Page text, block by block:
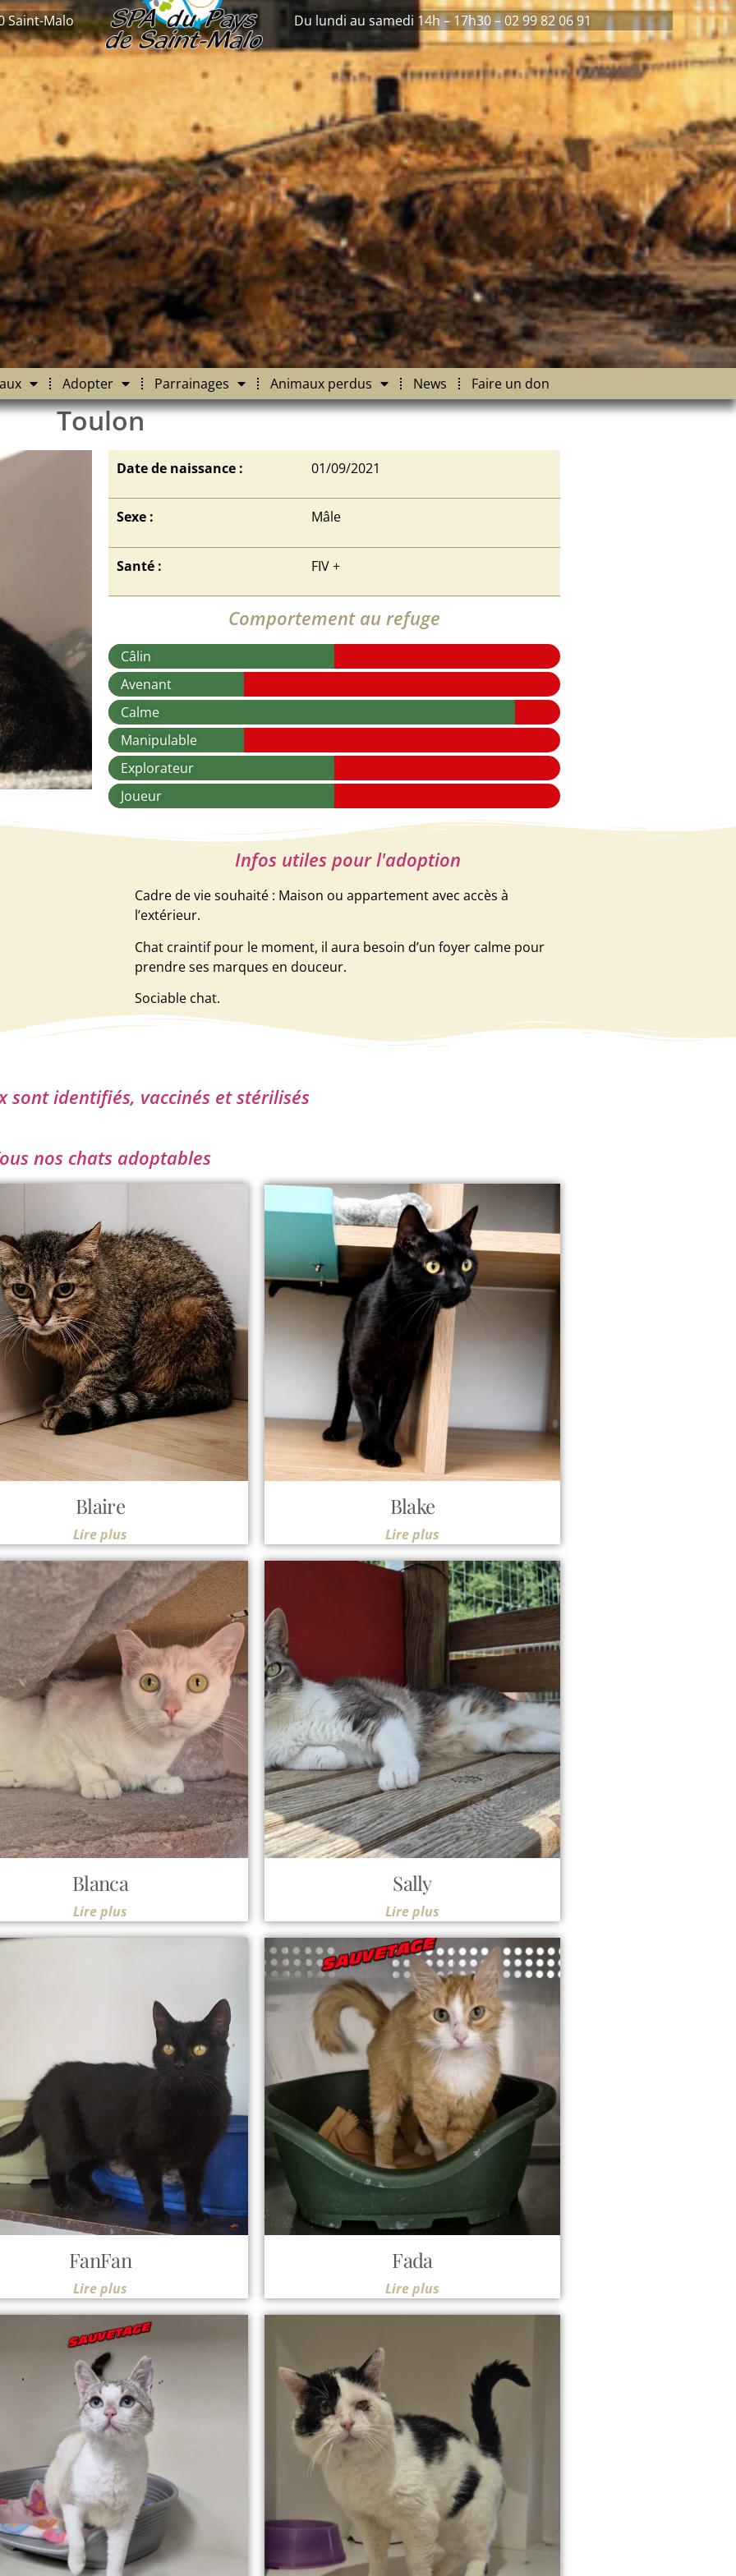
Saint-Malo Du lundi au samedi 14h – 17h30 – 02 99 82 06 91
Adopter Parrainages Animaux perdus News Faire un don
Toulon
Date de naissance : 01/09/2021
Sexe : Mâle
Santé : FIV +
Comportement au refuge
Câlin
Avenant
Calme
Manipulable
Explorateur
Joueur
Infos utiles pour l'adoption
Cadre de vie souhaité : Maison ou appartement avec accès à
l’extérieur.
Chat craintif pour le moment, il aura besoin d’un foyer calme pour
prendre ses marques en douceur.
Sociable chat.
sont identifiés, vaccinés et stérilisés
nos chats adoptables
Blaire
Lire plus
Blake
Lire plus
Blanca
Lire plus
Sally
Lire plus
FanFan
Lire plus
Fada
Lire plus